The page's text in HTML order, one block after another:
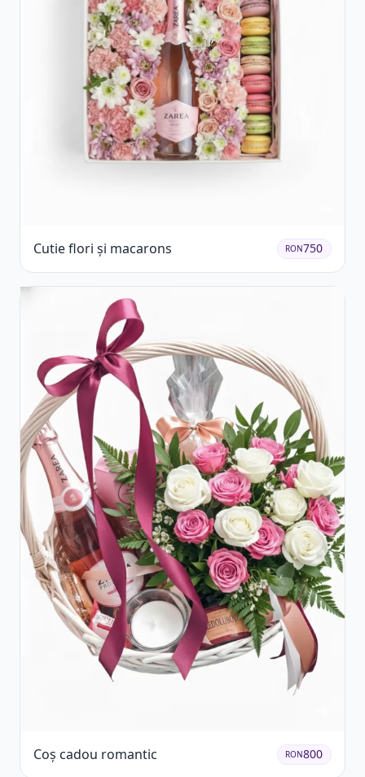
Cutie flori și macarons RON750
Coș cadou romantic RON800